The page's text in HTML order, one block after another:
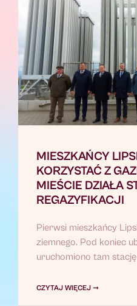
MIESZKAŃCY
KORZYSTAĆ Z
MIEŚCIE DZIAŁA
REGAZYFIKACJI
Pierwsi mieszkańcy
ziemnego. Pod koniec
uruchomiono tam stację
CZYTAJ WIĘCEJ ➞